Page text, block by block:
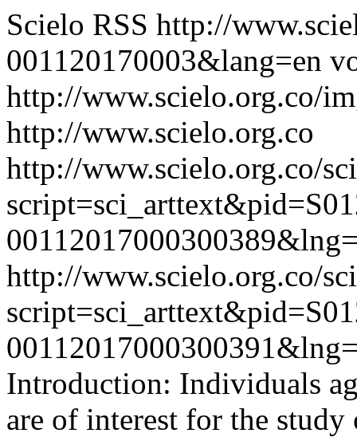
Scielo RSS http://
001120170003&lang=en
http://www.scielo.org.co/
http://www.scielo.org.co
http://www.scielo.org.co/
http://www.scielo.org.co/
Introduction: Individuals
are of interest for the